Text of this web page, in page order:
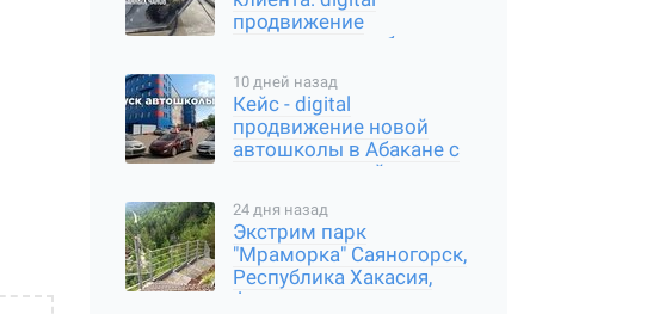
продвижение
производителя банных
10 дней назад
Кейс - digital
продвижение новой
автошколы в Абакане с
нуля: карты, сайт,
24 дня назад
Экстрим парк
"Мраморка" Саяногорск,
Республика Хакасия,
фото, стоимость, как